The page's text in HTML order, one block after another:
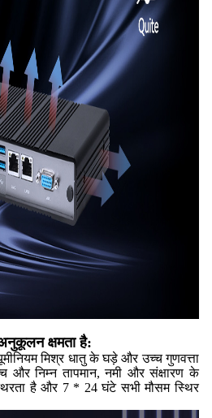
अनुकूलन क्षमता है:
मिश्र धातु के घड़े और उच्च गुणवत्ता
और निम्न तापमान, नमी और संक्षारण के
है और 7 * 24 घंटे सभी मौसम स्थिर